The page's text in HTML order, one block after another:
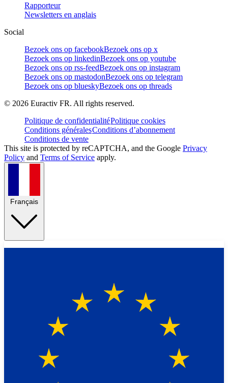
Rapporteur
Newsletters en anglais
Social
Bezoek ons op facebookBezoek ons op x
Bezoek ons op linkedinBezoek ons op youtube
Bezoek ons op rss-feedBezoek ons op instagram
Bezoek ons op mastodonBezoek ons op telegram
Bezoek ons op blueskyBezoek ons op threads
© 2026 Euractiv FR. All rights reserved.
Politique de confidentialitéPolitique cookies
Conditions généralesConditions d’abonnement
Conditions de vente
This site is protected by reCAPTCHA, and the Google Privacy
Policy and Terms of Service apply.
Français